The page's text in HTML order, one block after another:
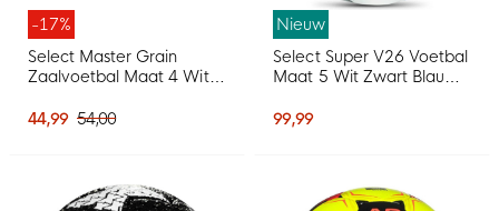
-17%
Select Master Grain
Zaalvoetbal Maat 4 Wit
44,99 54,00
Nieuw
Select Super V26 Voetbal
Maat 5 Wit Zwart Blauw
99,99